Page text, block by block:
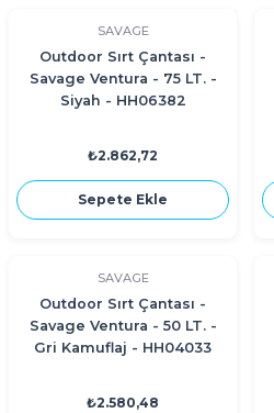
SAVAGE
Outdoor Sırt Çantası -
Savage Ventura - 75 LT. -
Siyah - HH06382
₺2.862,72
Sepete Ekle
SAVAGE
Outdoor Sırt Çantası -
Savage Ventura - 50 LT. -
Gri Kamuflaj - HH04033
₺2.580,48